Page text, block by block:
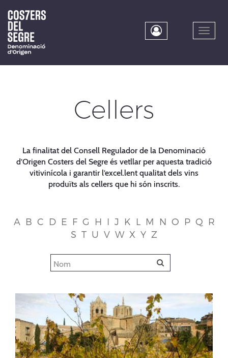
main
content
Toggle
Cellers
La finalitat del Consell Regulador de la Denominació
d’Origen Costers del Segre és vetllar per aquesta tradició
vitivinícola i garantir l’excel.lent qualitat dels vins
produïts als cellers que hi són inscrits.
A B C D E F G H I J K L M N O P Q
R
S T U V W X Y Z